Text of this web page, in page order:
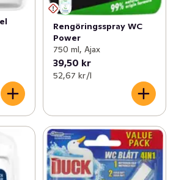
Rengöringsspray WC
Power
750 ml, Ajax
39,50 kr
52,67 kr /l